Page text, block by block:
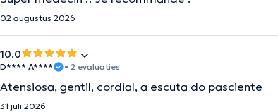
02 augustus 2026
10.0
D**** A**** • 2 evaluaties
Atensiosa, gentil, cordial, a escuta do pasciente
31 juli 2026